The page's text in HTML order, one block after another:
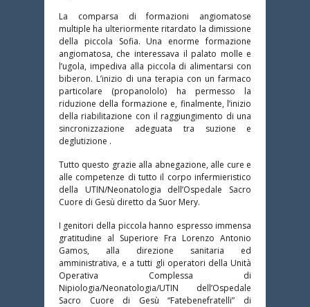
La comparsa di formazioni angiomatose
multiple ha ulteriormente ritardato la dimissione
della piccola Sofia. Una enorme formazione
angiomatosa, che interessava il palato molle e
l’ugola, impediva alla piccola di alimentarsi con
biberon. L’inizio di una terapia con un farmaco
particolare (propanololo) ha permesso la
riduzione della formazione e, finalmente, l’inizio
della riabilitazione con il raggiungimento di una
sincronizzazione adeguata tra suzione e
deglutizione .
Tutto questo grazie alla abnegazione, alle cure e
alle competenze di tutto il corpo infermieristico
della UTIN/Neonatologia dell’Ospedale Sacro
Cuore di Gesù diretto da Suor Mery.
I genitori della piccola hanno espresso immensa
gratitudine al Superiore Fra Lorenzo Antonio
Gamos, alla direzione sanitaria ed
amministrativa, e a tutti gli operatori della Unità
Operativa Complessa di
Nipiologia/Neonatologia/UTIN dell’Ospedale
Sacro Cuore di Gesù “Fatebenefratelli” di